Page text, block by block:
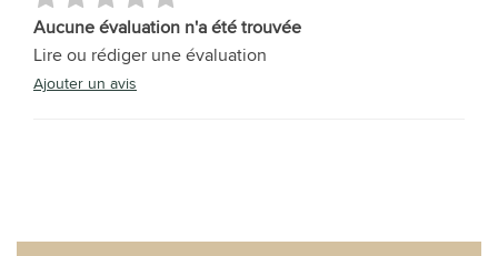
Aucune évaluation n'a été trouvée
Lire ou rédiger une évaluation
Ajouter un avis